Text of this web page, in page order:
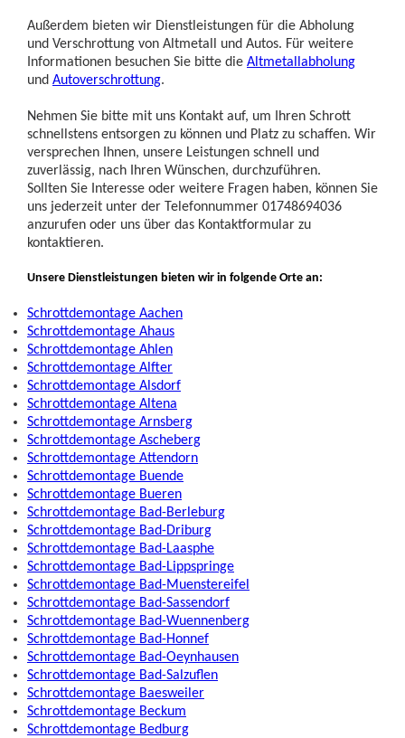
Außerdem bieten wir Dienstleistungen für die Abholung
und Verschrottung von Altmetall und Autos. Für weitere
Informationen besuchen Sie bitte die Altmetallabholung
und Autoverschrottung.
Nehmen Sie bitte mit uns Kontakt auf, um Ihren Schrott
schnellstens entsorgen zu können und Platz zu schaffen. Wir
versprechen Ihnen, unsere Leistungen schnell und
zuverlässig, nach Ihren Wünschen, durchzuführen.
Sollten Sie Interesse oder weitere Fragen haben, können Sie
uns jederzeit unter der Telefonnummer 01748694036
anzurufen oder uns über das Kontaktformular zu
kontaktieren.
Unsere Dienstleistungen bieten wir in folgende Orte an:
Schrottdemontage Aachen
Schrottdemontage Ahaus
Schrottdemontage Ahlen
Schrottdemontage Alfter
Schrottdemontage Alsdorf
Schrottdemontage Altena
Schrottdemontage Arnsberg
Schrottdemontage Ascheberg
Schrottdemontage Attendorn
Schrottdemontage Buende
Schrottdemontage Bueren
Schrottdemontage Bad-Berleburg
Schrottdemontage Bad-Driburg
Schrottdemontage Bad-Laasphe
Schrottdemontage Bad-Lippspringe
Schrottdemontage Bad-Muenstereifel
Schrottdemontage Bad-Sassendorf
Schrottdemontage Bad-Wuennenberg
Schrottdemontage Bad-Honnef
Schrottdemontage Bad-Oeynhausen
Schrottdemontage Bad-Salzuflen
Schrottdemontage Baesweiler
Schrottdemontage Beckum
Schrottdemontage Bedburg